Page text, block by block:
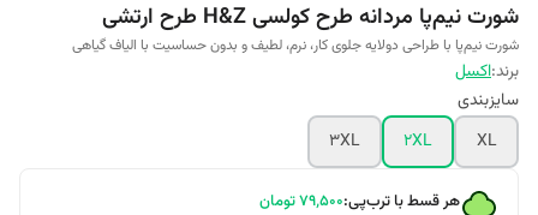
شورت نیم‌پا مردانه طرح کولسی H&Z طرح ارتشی
شورت نیم‌پا با طراحی دو‌لایه جلوی کار، نرم، لطیف و بدون حساسیت با الیاف گیاهی
برند:اکسل
سایزبندی
XL
2XL
3XL
هر قسط با ترب‌پی:۷۹٬۵۰۰تومان